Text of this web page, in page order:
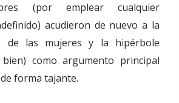
(por emplear cualquier
acudieron de nuevo a la
de las mujeres y la hipérbole
como argumento principal
forma tajante.